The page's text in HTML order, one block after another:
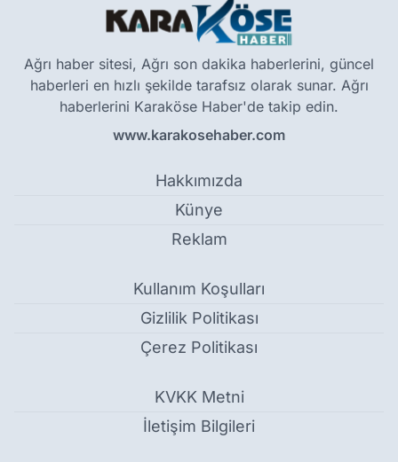
Ağrı haber sitesi, Ağrı son dakika haberlerini, güncel
haberleri en hızlı şekilde tarafsız olarak sunar. Ağrı
haberlerini Karaköse Haber'de takip edin.
www.karakosehaber.com
Hakkımızda
Künye
Reklam
Kullanım Koşulları
Gizlilik Politikası
Çerez Politikası
KVKK Metni
İletişim Bilgileri